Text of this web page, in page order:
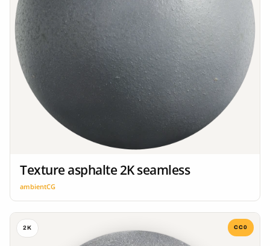
Texture asphalte 2K seamless
ambientCG
2K CC0